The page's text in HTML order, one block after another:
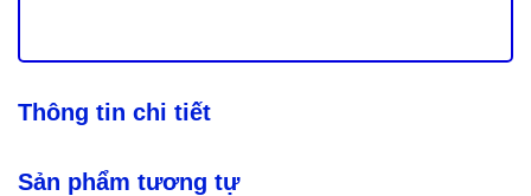
Thông tin chi tiết
Sản phẩm tương tự